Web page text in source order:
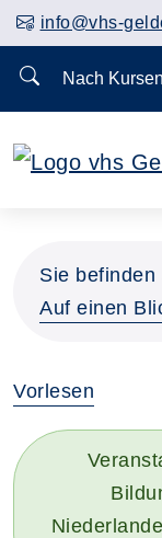
info@vhs-
Nach Kursen
Sie befinden
Auf einen
Vorlesen